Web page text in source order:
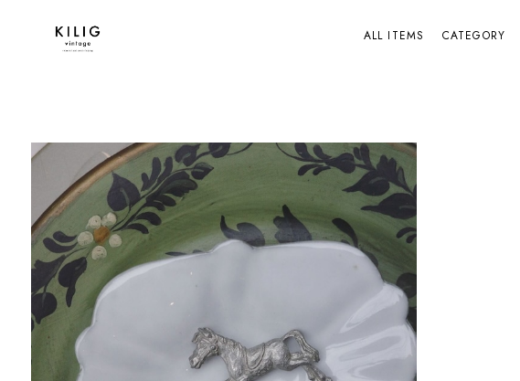
ALL ITEMS CATEGORY